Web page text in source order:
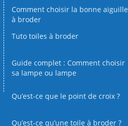
Comment choisir la bonne aiguille
à broder
Tuto toiles à broder
Guide complet : Comment choisir
sa lampe ou lampe
Qu’est-ce que le point de croix ?
Qu’est‑ce qu’une toile à broder ?